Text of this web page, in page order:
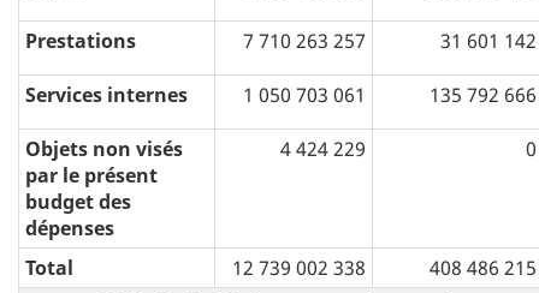
Prestations 7 710 263 257 31 601 142
Services internes 1 050 703 061 135 792 666
Objets non visés
par le présent
budget des
dépenses
4 424 229 0
Total 12 739 002 338
408 486 215